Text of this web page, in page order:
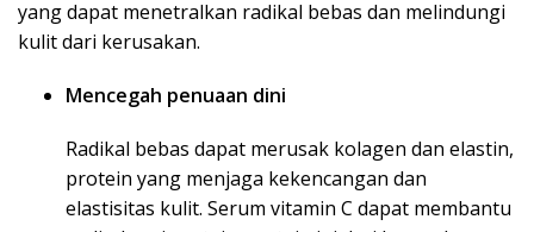
yang dapat menetralkan radikal bebas dan melindungi
kulit dari kerusakan.
Mencegah penuaan dini
Radikal bebas dapat merusak kolagen dan elastin,
protein yang menjaga kekencangan dan
elastisitas kulit. Serum vitamin C dapat membantu